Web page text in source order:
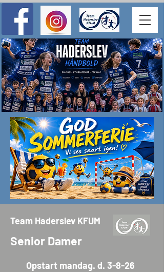
Team Haderslev KFUM
Senior Damer
Opstart mandag. d. 3-8-26